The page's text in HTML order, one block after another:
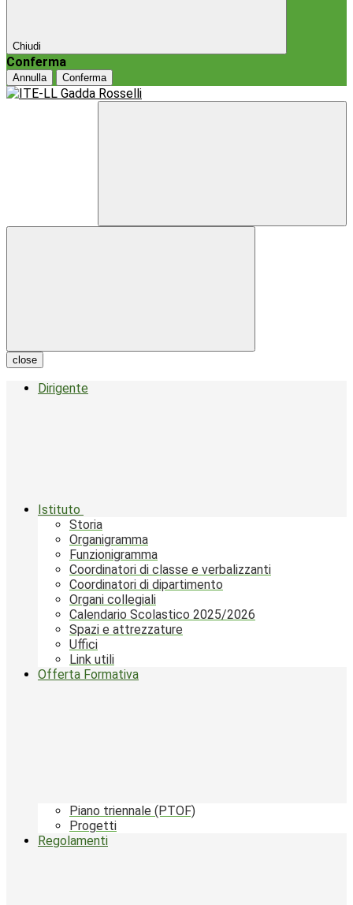
Chiudi
Conferma
Annulla Conferma
close
Dirigente
Istituto
Storia
Organigramma
Funzionigramma
Coordinatori di classe e verbalizzanti
Coordinatori di dipartimento
Organi collegiali
Calendario Scolastico 2025/2026
Spazi e attrezzature
Uffici
Link utili
Offerta Formativa
Piano triennale (PTOF)
Progetti
Regolamenti